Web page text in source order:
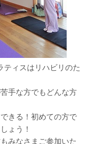
ティスはリハビリのた
手な方でもどんな方
きる！初めての方で
ょう！
みなさまご参加いた